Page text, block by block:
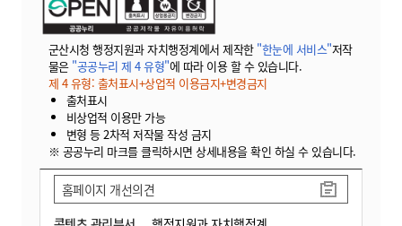
군산시청 행정지원과 자치행정계에서 제작한 "한눈에 서비스"저작
물은 "공공누리 제 4 유형"에 따라 이용 할 수 있습니다.
제 4 유형: 출처표시+상업적 이용금지+변경금지
출처표시
비상업적 이용만 가능
변형 등 2차적 저작물 작성 금지
※ 공공누리 마크를 클릭하시면 상세내용을 확인 하실 수 있습니다.
홈페이지 개선의견